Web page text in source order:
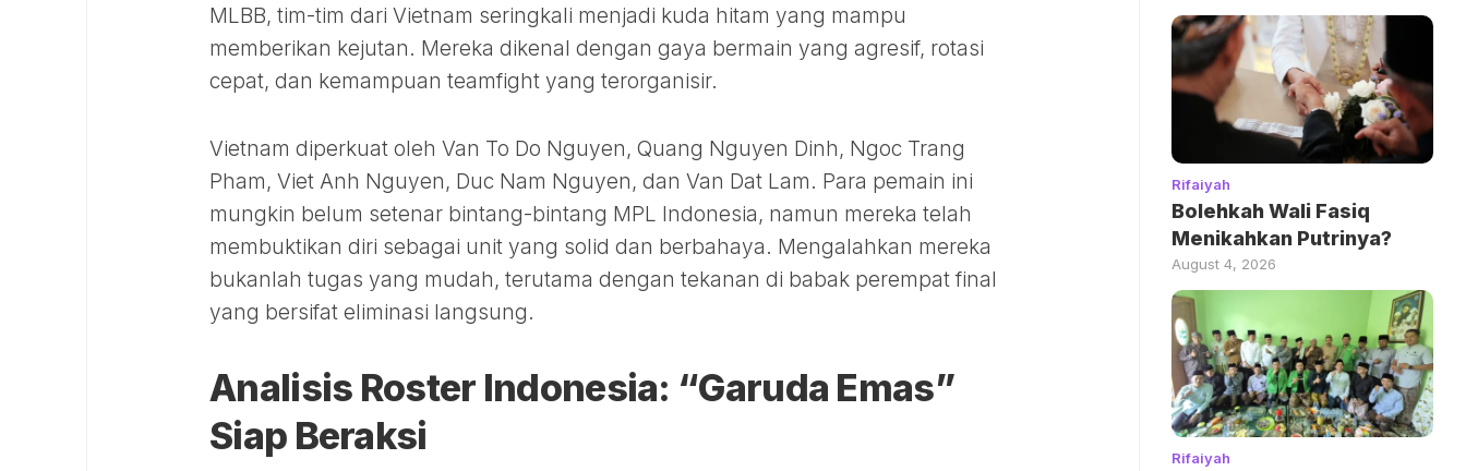
MLBB, tim-tim dari Vietnam seringkali menjadi kuda hitam yang mampu
memberikan kejutan. Mereka dikenal dengan gaya bermain yang agresif, rotasi
cepat, dan kemampuan teamfight yang terorganisir.
Vietnam diperkuat oleh Van To Do Nguyen, Quang Nguyen Dinh, Ngoc Trang
Pham, Viet Anh Nguyen, Duc Nam Nguyen, dan Van Dat Lam. Para pemain ini
mungkin belum setenar bintang-bintang MPL Indonesia, namun mereka telah
membuktikan diri sebagai unit yang solid dan berbahaya. Mengalahkan mereka
bukanlah tugas yang mudah, terutama dengan tekanan di babak perempat final
yang bersifat eliminasi langsung.
Analisis Roster Indonesia: “Garuda Emas”
Siap Beraksi
Rifaiyah
Bolehkah Wali Fasiq
Menikahkan Putrinya?
August 4, 2026
Rifaiyah